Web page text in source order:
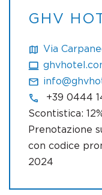
GHV
Via
+39 0444
Scontistica:
Prenotazione
con codice
2024